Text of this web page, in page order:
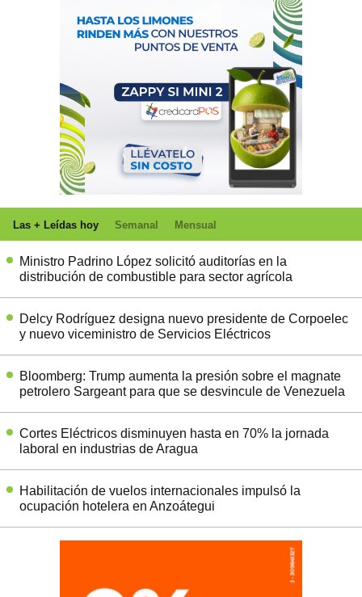
Las + Leídas hoy Semanal Mensual
Ministro Padrino López solicitó auditorías en la
distribución de combustible para sector agrícola
Delcy Rodríguez designa nuevo presidente de Corpoelec
y nuevo viceministro de Servicios Eléctricos
Bloomberg: Trump aumenta la presión sobre el magnate
petrolero Sargeant para que se desvincule de Venezuela
Cortes Eléctricos disminuyen hasta en 70% la jornada
laboral en industrias de Aragua
Habilitación de vuelos internacionales impulsó la
ocupación hotelera en Anzoátegui